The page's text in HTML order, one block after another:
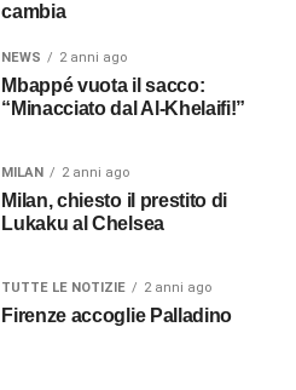
cambia
NEWS 2 anni ago
Mbappé vuota il sacco:
“Minacciato dal Al-Khelaifi!”
MILAN 2 anni ago
Milan, chiesto il prestito di
Lukaku al Chelsea
TUTTE LE NOTIZIE 2 anni ago
Firenze accoglie Palladino